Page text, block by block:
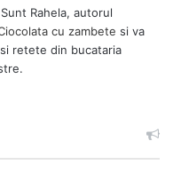
Rahela, autorul
cu zambete si va
retete din bucataria